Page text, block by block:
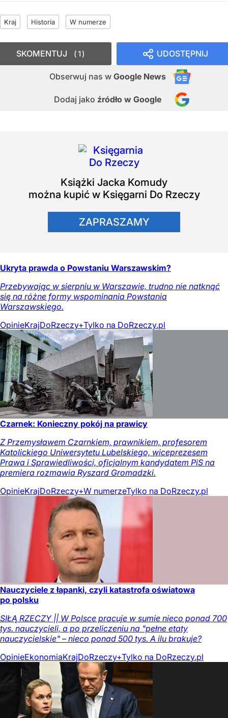
Kraj Historia W numerze
UDOSTĘPNIJ
Obserwuj nas w Google News
Dodaj jako źródło w Google
SKOMENTUJ 1
Książki Jacka Komudy
można kupić w Księgarni Do Rzeczy
ZAPRASZAMY
Ukryta prawda o Powstaniu Warszawskim?
Przebywając w sierpniu w Warszawie, trudno nie natknąć
się na różne formy wspominania Powstania
Warszawskiego.
OpinieKrajDoRzeczy+Tylko na DoRzeczy.pl
Czarnek: Konieczny pokój na prawicy
Z Przemysławem Czarnkiem, prawnikiem, profesorem
Katolickiego Uniwersytetu Lubelskiego, wiceprezesem
Prawa i Sprawiedliwości, oficjalnym kandydatem PiS na
premiera rozmawia Ryszard Gromadzki.
OpinieKrajDoRzeczy+W numerzeTylko na DoRzeczy.pl
Nauczyciele z łapanki, czyli katastrofa oświatowa
po polsku
SIŁĄ RZECZY || W Polsce pracuje w sumie nieco ponad 700
tys. nauczycieli, a po przeliczeniu na "pełne etaty
nauczycielskie" – nieco ponad 500 tys. A ilu brakuje?
OpinieEkonomiaKrajDoRzeczy+Tylko na DoRzeczy.pl